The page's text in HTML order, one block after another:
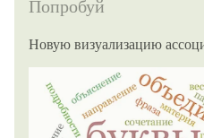
Попробуй
Новую визуализацию